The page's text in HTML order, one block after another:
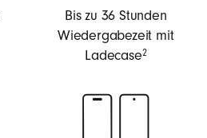
Bis zu 36 Stunden
Wiedergabezeit mit
Ladecase2